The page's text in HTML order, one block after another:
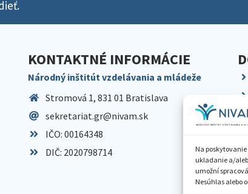
Na
ukladanie a/
umožní
Nesúhlas alebo
KONTAKTNÉ INFORMÁCIE
Národný inštitút vzdelávania a mládeže
Stromová 1, 831 01 Bratislava
sekretariat.gr@nivam.sk
IČO: 00164348
DIČ: 2020798714